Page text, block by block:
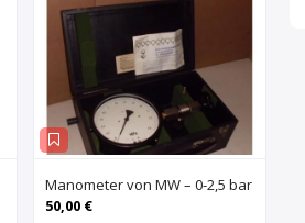
Manometer von MW – 0-2,5 bar
50,00 €